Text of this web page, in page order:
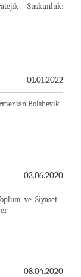
Suskunluk:
01.01.2022
Bolshevik
03.06.2020
ve Siyaset -
08.04.2020